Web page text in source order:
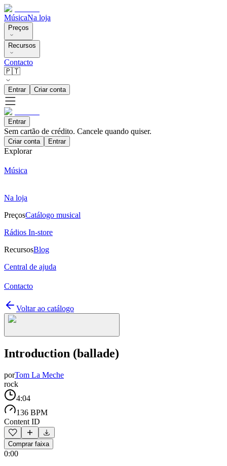
MúsicaNa loja
Preços
Recursos
Contacto
🇵🇹
Entrar Criar conta
Entrar
Sem cartão de crédito. Cancele quando quiser.
Criar conta Entrar
Explorar
Música
Na loja
PreçosCatálogo musical
Rádios In-store
RecursosBlog
Central de ajuda
Contacto
Voltar ao catálogo
Introduction (ballade)
porTom La Meche
rock
4:04
136 BPM
Content ID
Comprar faixa
0:00